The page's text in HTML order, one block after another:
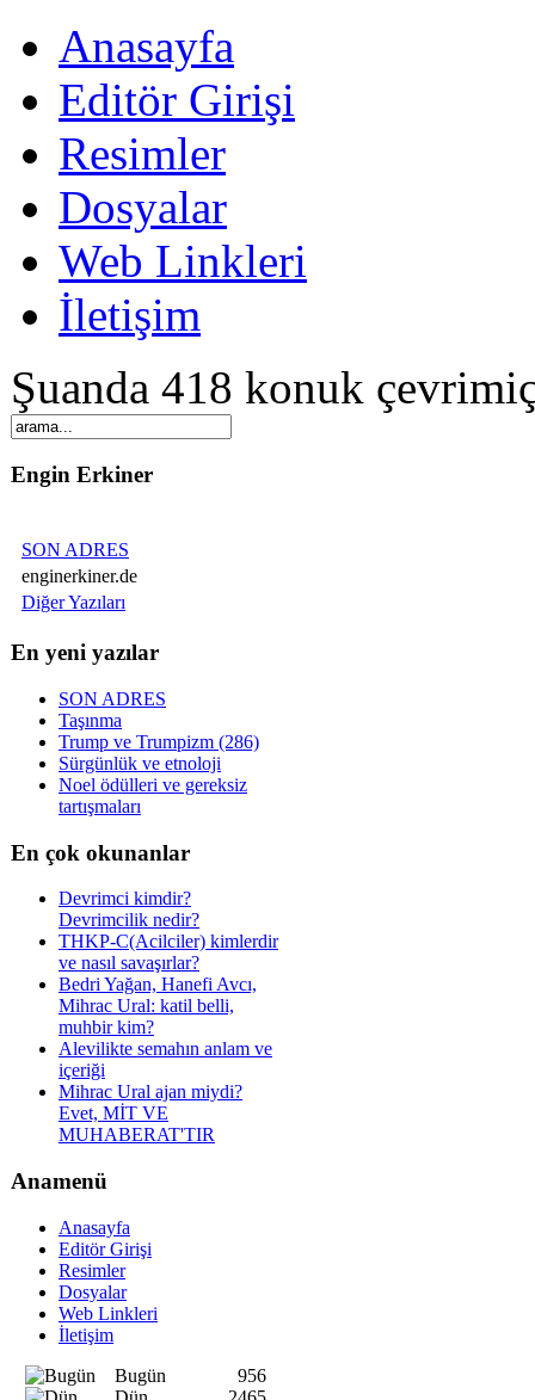
Anasayfa
Editör Girişi
Resimler
Dosyalar
Web Linkleri
İletişim
Şuanda 418 konuk
Engin Erkiner
SON ADRES
enginerkiner.de
Diğer Yazıları
En yeni yazılar
SON ADRES
Taşınma
Trump ve Trumpizm (286)
Sürgünlük ve etnoloji
Noel ödülleri ve gereksiz
tartışmaları
En çok okunanlar
Devrimci kimdir?
Devrimcilik nedir?
THKP-C(Acilciler) kimlerdir
ve nasıl savaşırlar?
Bedri Yağan, Hanefi Avcı,
Mihrac Ural: katil belli,
muhbir kim?
Alevilikte semahın anlam ve
içeriği
Mihrac Ural ajan miydi?
Evet, MİT VE
MUHABERAT'TIR
Anamenü
Anasayfa
Editör Girişi
Resimler
Dosyalar
Web Linkleri
İletişim
Bugün
956